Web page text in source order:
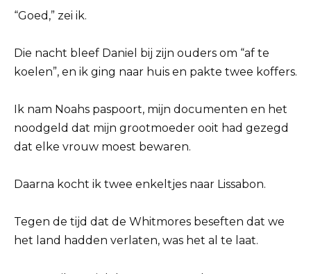
“Goed,” zei ik.
Die nacht bleef Daniel bij zijn ouders om “af te
koelen”, en ik ging naar huis en pakte twee koffers.
Ik nam Noahs paspoort, mijn documenten en het
noodgeld dat mijn grootmoeder ooit had gezegd
dat elke vrouw moest bewaren.
Daarna kocht ik twee enkeltjes naar Lissabon.
Tegen de tijd dat de Whitmores beseften dat we
het land hadden verlaten, was het al te laat.